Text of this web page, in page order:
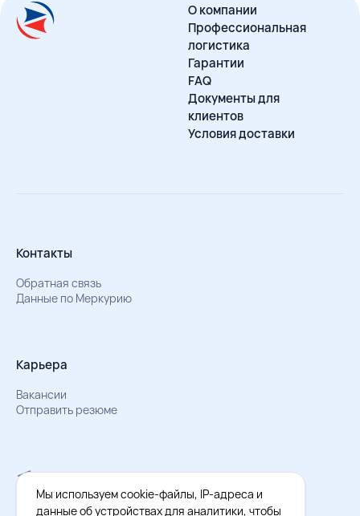
О компании
Профессиональная
логистика
Гарантии
FAQ
Документы для
клиентов
Условия доставки
Контакты
Обратная связь
Данные по Меркурию
Карьера
Вакансии
Отправить резюме
Мы в Телеграм
Документы об обработке персональных данных
Охрана труда – результаты СОУТ
Мы используем cookie-файлы, IP-адреса и
данные об устройствах для аналитики, чтобы